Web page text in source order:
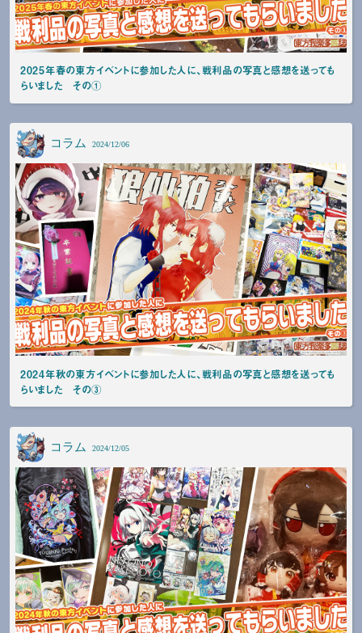
2025年春の東方イベントに参加した人に、戦利品の写真と感想を送っても
らいました その①
コラム 2024/12/06
2024年秋の東方イベントに参加した人に、戦利品の写真と感想を送っても
らいました その③
コラム 2024/12/05